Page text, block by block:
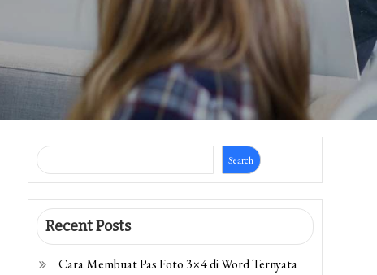
Search
Recent Posts
Cara Membuat Pas Foto 3×4 di Word Ternyata